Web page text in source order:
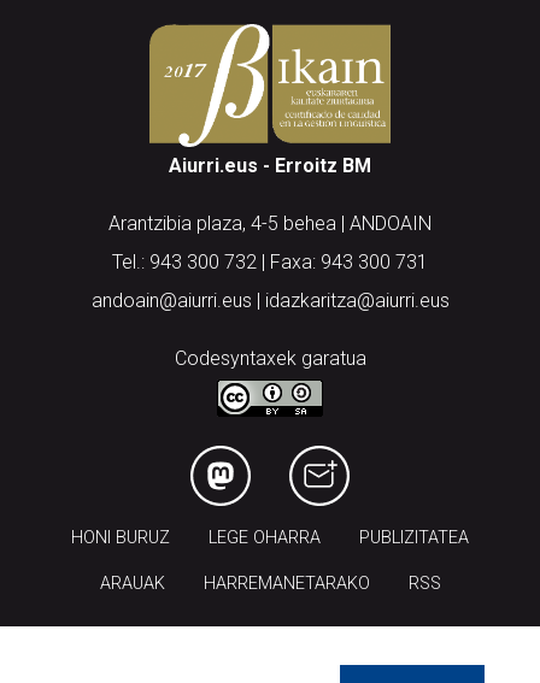
Aiurri.eus - Erroitz BM
Arantzibia plaza, 4-5 behea | ANDOAIN
Tel.: 943 300 732 | Faxa: 943 300 731
andoain@aiurri.eus | idazkaritza@aiurri.eus
Codesyntaxek garatua
HONI BURUZ LEGE OHARRA PUBLIZITATEA
ARAUAK HARREMANETARAKO RSS